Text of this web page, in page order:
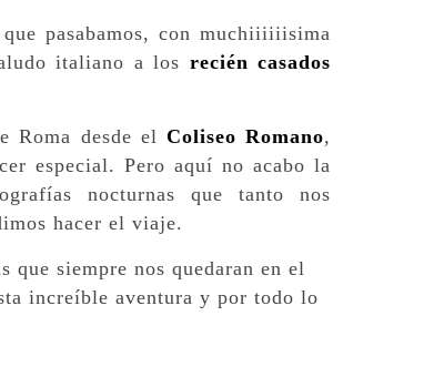
pasabamos, con muchiiiiiisima
italiano a los recién casados
Roma desde el Coliseo Romano,
especial. Pero aquí no acabo la
nocturnas que tanto nos
hacer el viaje.
siempre nos quedaran en el
increíble aventura y por todo lo